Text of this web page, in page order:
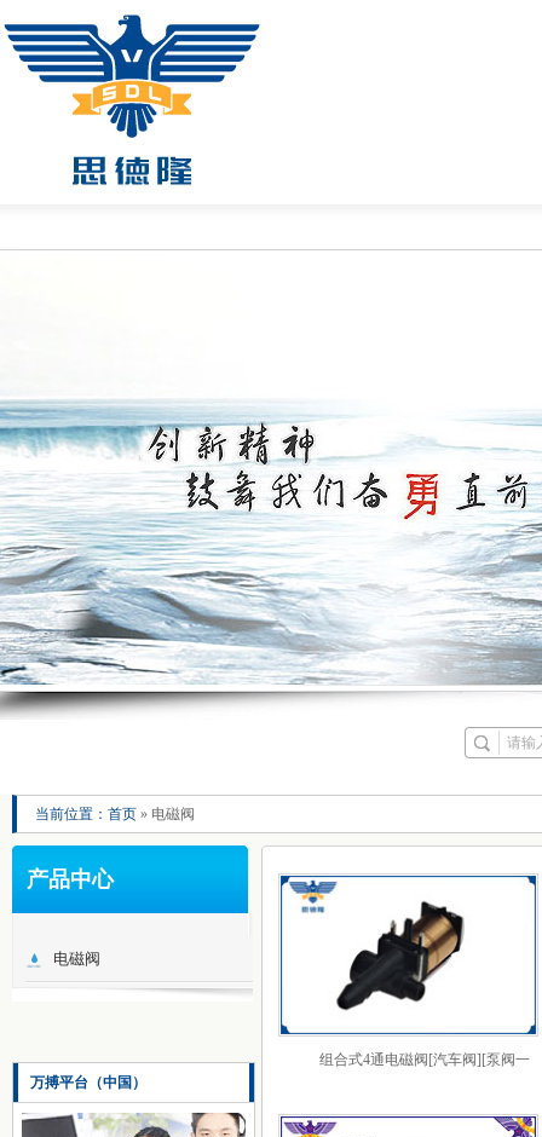
当前位置： 首页 » 电磁阀
产品中心
电磁阀
万搏平台（中国）
组合式4通电磁阀[汽车阀][泵阀一